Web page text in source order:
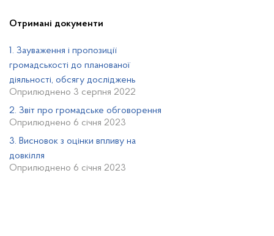
Отримані документи
1. Зауваження і пропозиції
громадськості до планованої
діяльності, обсягу досліджень
Оприлюднено 3 серпня 2022
2. Звіт про громадське обговорення
Оприлюднено 6 січня 2023
3. Висновок з оцінки впливу на
довкілля
Оприлюднено 6 січня 2023